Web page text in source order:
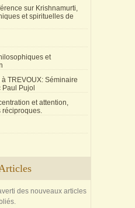
sur Krishnamurti,
et spirituelles de
et
TREVOUX: Séminaire
Pujol
et attention,
réciproques.
des nouveaux articles